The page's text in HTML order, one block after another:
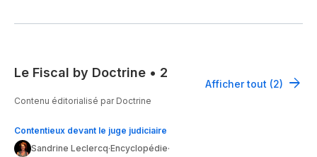
Le Fiscal by Doctrine • 2
Afficher tout (2)
Contenu éditorialisé par Doctrine
Contentieux devant le juge judiciaire
Sandrine Leclercq·Encyclopédie·